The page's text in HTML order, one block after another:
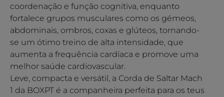
coordenação e função cognitiva, enquanto
fortalece grupos musculares como os gémeos,
abdominais, ombros, coxas e glúteos, tornando-
se um ótimo treino de alta intensidade, que
aumenta a frequência cardíaca e promove uma
melhor saúde cardiovascular.
Leve, compacta e versátil, a Corda de Saltar Mach
1 da BOXPT é a companheira perfeita para os teus